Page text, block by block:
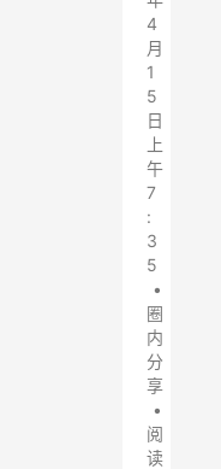
4
月
1
5
日
上
午
7
:
3
5
•
圈
内
分
享
•
阅
读